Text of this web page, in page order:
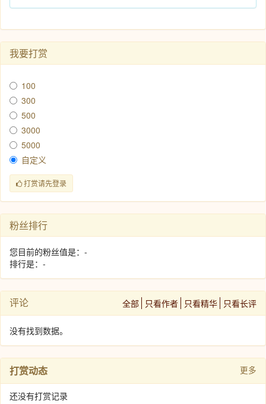
我要打赏
100
300
500
3000
5000
自定义
打赏请先登录
粉丝排行
您目前的粉丝值是：-
排行是：-
评论 全部 只看作者 只看精华 只看长评
没有找到数据。
打赏动态 更多
还没有打赏记录